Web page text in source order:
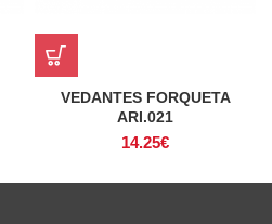
VEDANTES FORQUETA
ARI.021
14.25€